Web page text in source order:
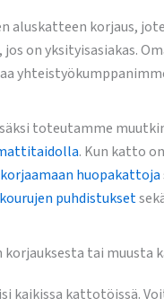
aluskatteen korjaus,
jos on yksityisasiakas.
toteutamme
. Kun katto
korjaamaan huopakattoja
puhdistukset
korjauksesta tai muusta
kaikissa kattotöissä.